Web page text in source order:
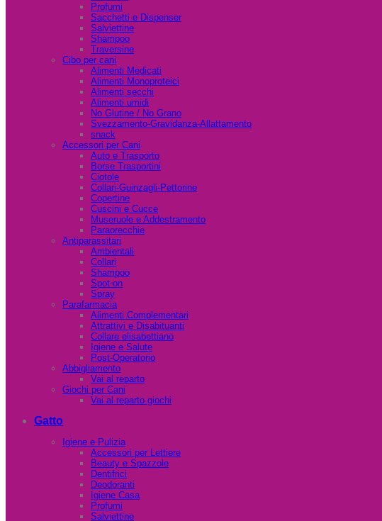
Profumi
Sacchetti e Dispenser
Salviettine
Shampoo
Traversine
Cibo per cani
Alimenti Medicati
Alimenti Monoproteici
Alimenti secchi
Alimenti umidi
No Glutine / No Grano
Svezzamento-Gravidanza-Allattamento
snack
Accessori per Cani
Auto e Trasporto
Borse Trasportini
Ciotole
Collari-Guinzagli-Pettorine
Copertine
Cuscini e Cucce
Museruole e Addestramento
Paraorecchie
Antiparassitari
Ambientali
Collari
Shampoo
Spot-on
Spray
Parafarmacia
Alimenti Complementari
Attrattivi e Disabituanti
Collare elisabettiano
Igiene e Salute
Post-Operatorio
Abbigliamento
Vai al reparto
Giochi per Cani
Vai al reparto giochi
Gatto
Igiene e Pulizia
Accessori per Lettiere
Beauty e Spazzole
Dentifrici
Deodoranti
Igiene Casa
Profumi
Salviettine